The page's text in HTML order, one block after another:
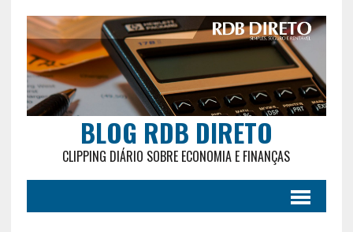
BLOG RDB DIRETO
CLIPPING DIÁRIO SOBRE ECONOMIA E FINANÇAS